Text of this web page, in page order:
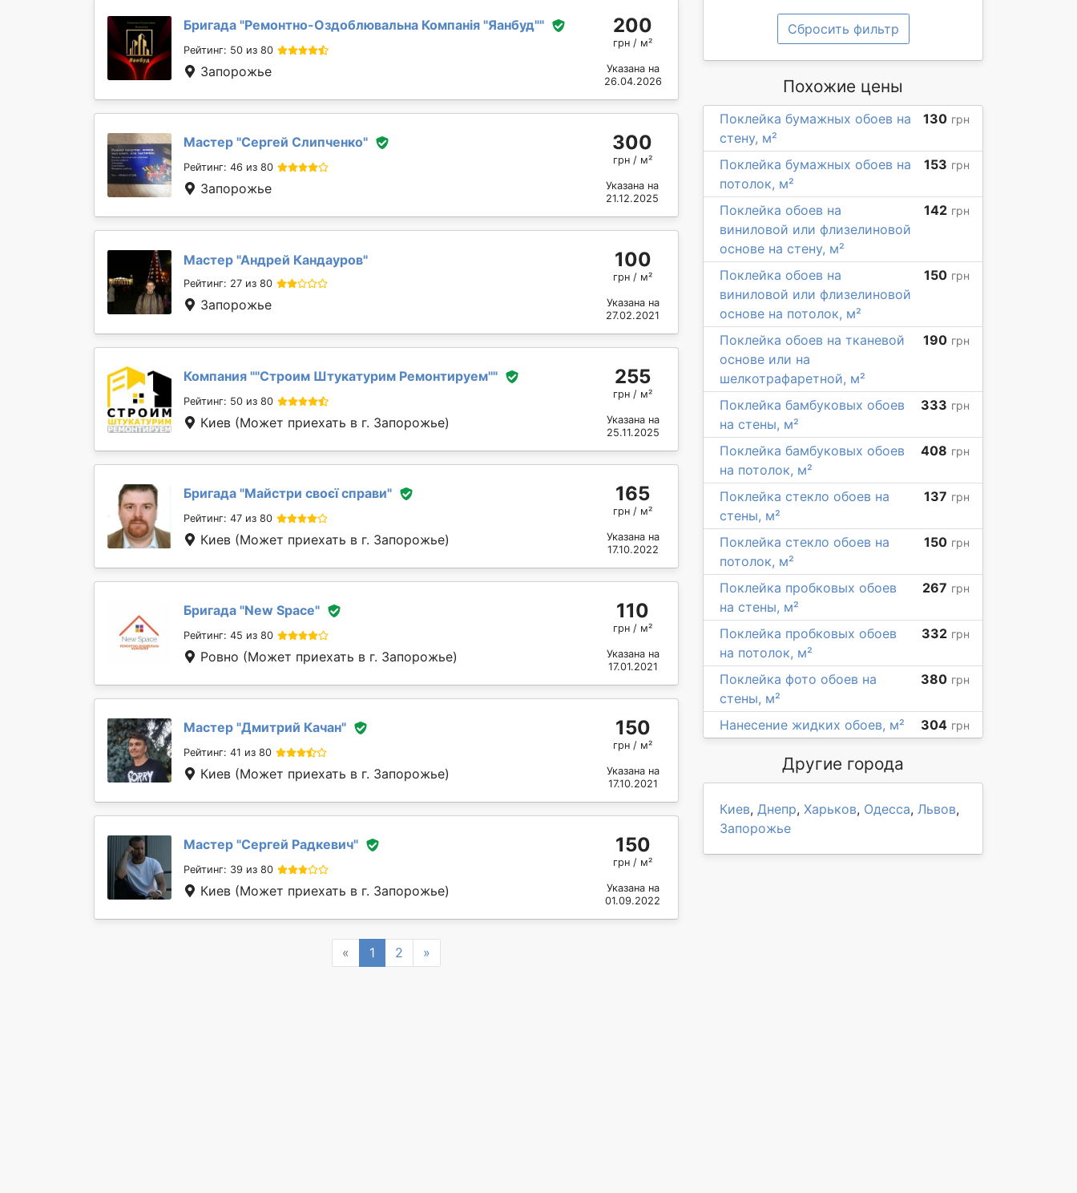
Сбросить фильтр
Бригада "Ремонтно-Оздоблювальна Компанія "Яанбуд""
Рейтинг: 50 из 80
Запорожье
200
грн / м²
Указана на
26.04.2026
Мастер "Сергей Слипченко"
Рейтинг: 46 из 80
Запорожье
300
грн / м²
Указана на
21.12.2025
Мастер "Андрей Кандауров"
Рейтинг: 27 из 80
Запорожье
100
грн / м²
Указана на
27.02.2021
Компания "''Строим Штукатурим Ремонтируем''"
Рейтинг: 50 из 80
Киев (Может приехать в г. Запорожье)
255
грн / м²
Указана на
25.11.2025
Бригада "Майстри своєї справи"
Рейтинг: 47 из 80
Киев (Может приехать в г. Запорожье)
165
грн / м²
Указана на
17.10.2022
Бригада "New Space"
Рейтинг: 45 из 80
Ровно (Может приехать в г. Запорожье)
110
грн / м²
Указана на
17.01.2021
Мастер "Дмитрий Качан"
Рейтинг: 41 из 80
Киев (Может приехать в г. Запорожье)
150
грн / м²
Указана на
17.10.2021
Мастер "Сергей Радкевич"
Рейтинг: 39 из 80
Киев (Может приехать в г. Запорожье)
150
грн / м²
Указана на
01.09.2022
« Previous
1 2 »
Похожие цены
Поклейка бумажных обоев на
стену, м²
130 грн
Поклейка бумажных обоев на
потолок, м²
153 грн
Поклейка обоев на
виниловой или флизелиновой
основе на стену, м²
142 грн
Поклейка обоев на
виниловой или флизелиновой
основе на потолок, м²
150 грн
Поклейка обоев на тканевой
основе или на
шелкотрафаретной, м²
190 грн
Поклейка бамбуковых обоев
на стены, м²
333 грн
Поклейка бамбуковых обоев
на потолок, м²
408 грн
Поклейка стекло обоев на
стены, м²
137 грн
Поклейка стекло обоев на
потолок, м²
150 грн
Поклейка пробковых обоев
на стены, м²
267 грн
Поклейка пробковых обоев
на потолок, м²
332 грн
Поклейка фото обоев на
стены, м²
380 грн
Нанесение жидких обоев, м² 304 грн
Другие города
Киев, Днепр, Харьков, Одесса, Львов,
Запорожье